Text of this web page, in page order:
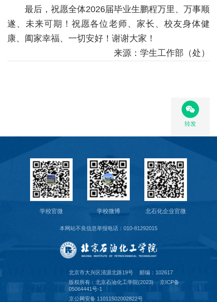
最后，祝愿全体2026届毕业生鹏程万里、万事顺
遂、未来可期！祝愿各位老师、家长、校友身体健
康、阖家幸福、一切安好！谢谢大家！
来源：学生工作部（处）
转发
学校官微 学校微博 北石化企业官微
本网站不良信息举报电话：010-81292015
北京市大兴区清源北路19号
邮编：102617
版权所有：北京石油化工学院(2023)
京ICP备
05064441号-1
京公网安备 11011502002822号